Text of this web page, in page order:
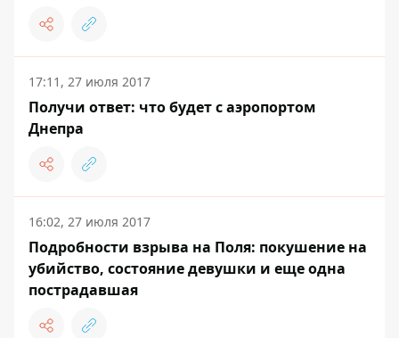
17:11, 27 июля 2017
Получи ответ: что будет с аэропортом
Днепра
16:02, 27 июля 2017
Подробности взрыва на Поля: покушение на
убийство, состояние девушки и еще одна
пострадавшая